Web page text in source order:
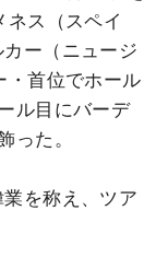
ス（スペイ
ー（ニュージ
・首位でホール
ル目にバーデ
った。
を称え、ツア